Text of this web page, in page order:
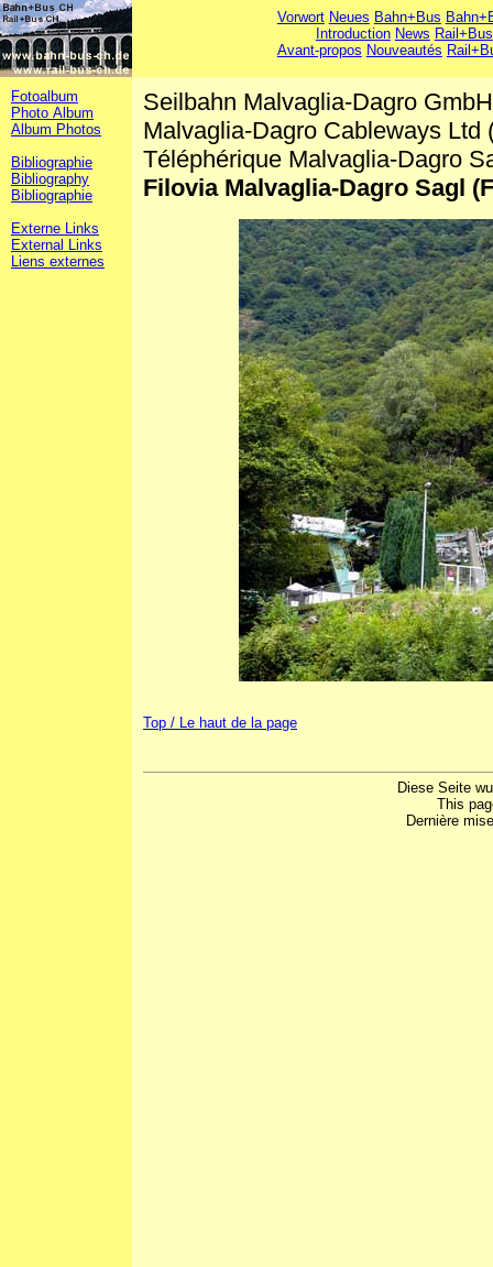
Vorwort Neues Bahn+Bus
Introduction News Rail+Bus
Avant-propos Nouveautés
Fotoalbum
Photo Album
Album Photos
Bibliographie
Bibliography
Bibliographie
Externe Links
External Links
Liens externes
Seilbahn Malvaglia-Dagro
Malvaglia-Dagro Cableways Ltd
Téléphérique Malvaglia-Dagro
Filovia Malvaglia-Dagro Sagl
Top / Le haut de la page
Diese Seite
This
Dernière